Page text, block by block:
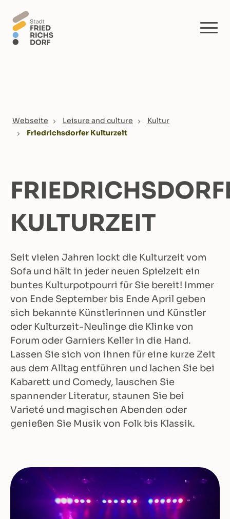
You are here:
Webseite Leisure and culture
Kultur
Friedrichsdorfer Kulturzeit
KULTURZEIT
Seit vielen Jahren lockt die Kulturzeit vom
Sofa und hält in jeder neuen Spielzeit ein
buntes Kulturpotpourri für Sie bereit! Immer
von Ende September bis Ende April geben
sich bekannte Künstlerinnen und Künstler
oder Kulturzeit-Neulinge die Klinke von
Forum oder Garniers Keller in die Hand.
Lassen Sie sich von ihnen für eine kurze Zeit
aus dem Alltag entführen und lachen Sie bei
Kabarett und Comedy, lauschen Sie
spannender Literatur, staunen Sie bei
Varieté und magischen Abenden oder
genießen Sie Musik von Folk bis Klassik.